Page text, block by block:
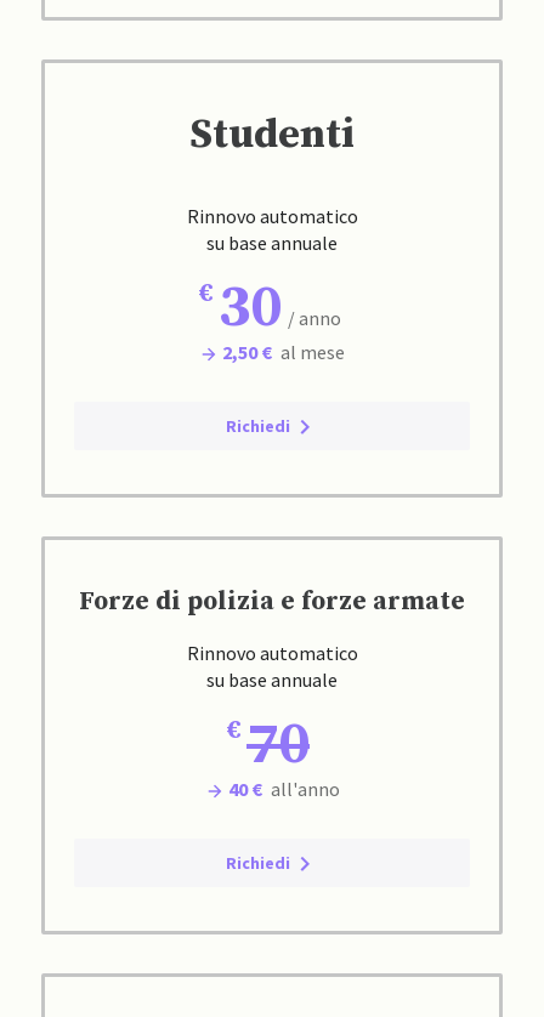
Studenti
Rinnovo automatico
su base annuale
30 / anno
2,50 € al mese
Richiedi
Forze di polizia e forze armate
Rinnovo automatico
su base annuale
70
40 € all'anno
Richiedi